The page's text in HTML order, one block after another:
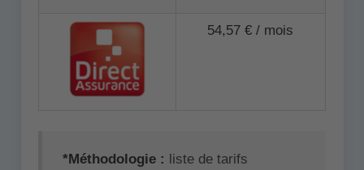
54,57 € / mois
*Méthodologie : liste de tarifs